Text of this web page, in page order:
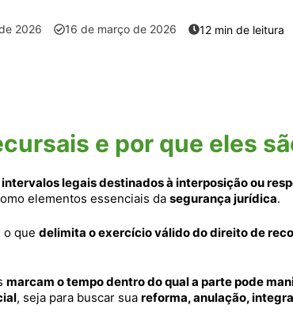
2026 16 de março de 2026
e por que eles
intervalos legais destinados à interposição ou
elementos essenciais da segurança jurídica.
o que delimita o exercício válido do direito de
marcam o tempo dentro do qual a parte pode
, seja para buscar sua reforma, anulação,